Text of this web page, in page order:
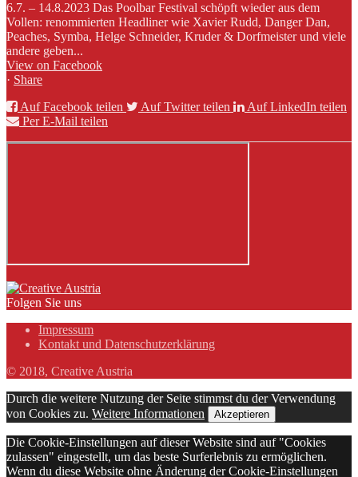
6.7. – 14.8.2023 Das Poolbar Festival schöpft wieder aus dem
Vollen: renommierten Headliner wie Xavier Rudd, Danger Dan,
Peaches, Symba, Helge Schneider, Kruder & Dorfmeister und viele
andere geben...
View on Facebook
· Share
Auf Facebook teilen
Auf Twitter teilen
Auf LinkedIn teilen
Per E-Mail teilen
Folgen Sie uns
Impressum
Kontakt und Datenschutzerklärung
© 2018, Creative Austria
Durch die weitere Nutzung der Seite stimmst du der Verwendung
von Cookies zu. Weitere Informationen Akzeptieren
Die Cookie-Einstellungen auf dieser Website sind auf "Cookies
zulassen" eingestellt, um das beste Surferlebnis zu ermöglichen.
Wenn du diese Website ohne Änderung der Cookie-Einstellungen